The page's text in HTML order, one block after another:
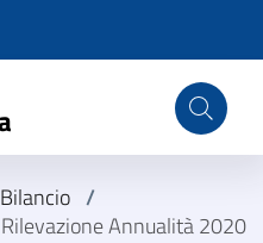
Campania
Bilancio /
Rilevazione Annualità 2020